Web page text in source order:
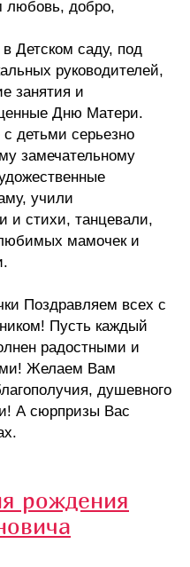
любовь, добро,
Детском саду, под
руководителей,
занятия и
Дню Матери.
детьми серьезно
замечательному
учили
и стихи, танцевали,
мамочек и
Поздравляем всех с
Пусть каждый
радостными и
Желаем Вам
душевного
А сюрпризы Вас
рождения